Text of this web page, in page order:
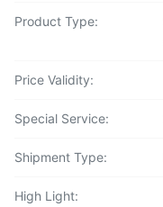
Product Type:
Price Validity:
Special Service:
Shipment Type:
High Light: